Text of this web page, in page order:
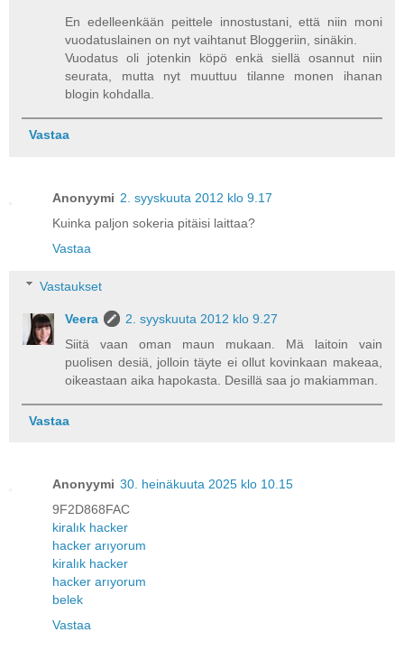
En edelleenkään peittele innostustani, että niin moni
vuodatuslainen on nyt vaihtanut Bloggeriin, sinäkin.
Vuodatus oli jotenkin köpö enkä siellä osannut niin
seurata, mutta nyt muuttuu tilanne monen ihanan
blogin kohdalla.
Vastaa
Anonyymi 2. syyskuuta 2012 klo 9.17
Kuinka paljon sokeria pitäisi laittaa?
Vastaa
Vastaukset
Veera
2. syyskuuta 2012 klo 9.27
Siitä vaan oman maun mukaan. Mä laitoin vain
puolisen desiä, jolloin täyte ei ollut kovinkaan makeaa,
oikeastaan aika hapokasta. Desillä saa jo makiamman.
Vastaa
Anonyymi 30. heinäkuuta 2025 klo 10.15
9F2D868FAC
kiralık hacker
hacker arıyorum
kiralık hacker
hacker arıyorum
belek
Vastaa